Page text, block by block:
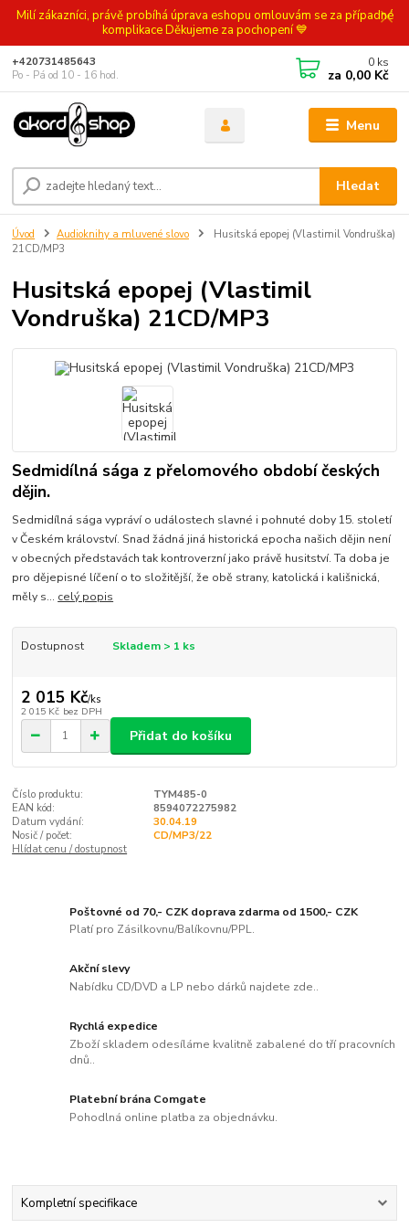
Milí zákazníci, právě probíhá úprava eshopu omlouvám se za případné
komplikace Děkujeme za pochopení 💙
Menu
Hledat
+420731485643
Po - Pá od 10 - 16 hod.
0 ks
za 0,00 Kč
Úvod Audioknihy a mluvené slovo
Husitská epopej (Vlastimil Vondruška)
21CD/MP3
Husitská epopej (Vlastimil
Vondruška) 21CD/MP3
Sedmidílná sága z přelomového období českých
dějin.
Sedmidílná sága vypráví o událostech slavné i pohnuté doby 15. století
v Českém království. Snad žádná jiná historická epocha našich dějin není
v obecných představách tak kontroverzní jako právě husitství. Ta doba je
pro dějepisné líčení o to složitější, že obě strany, katolická i kališnická,
měly s... celý popis
Dostupnost Skladem > 1 ks
2 015 Kč/ks
2 015 Kč bez DPH
Přidat do košíku
Číslo produktu:
TYM485-0
EAN kód:
8594072275982
Datum vydání:
30.04.19
Nosič / počet:
CD/MP3/22
Hlídat cenu / dostupnost
Poštovné od 70,- CZK doprava zdarma od 1500,- CZK
Platí pro Zásilkovnu/Balíkovnu/PPL.
Akční slevy
Nabídku CD/DVD a LP nebo dárků najdete zde..
Rychlá expedice
Zboží skladem odesíláme kvalitně zabalené do tří pracovních
dnů..
Platební brána Comgate
Pohodlná online platba za objednávku.
Kompletní specifikace